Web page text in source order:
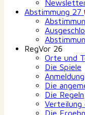
Abstimmung 27
RegVor 26
Orte und
Die Spiele
Anmeldung
Die
Die Regeln
Verteilung
Die